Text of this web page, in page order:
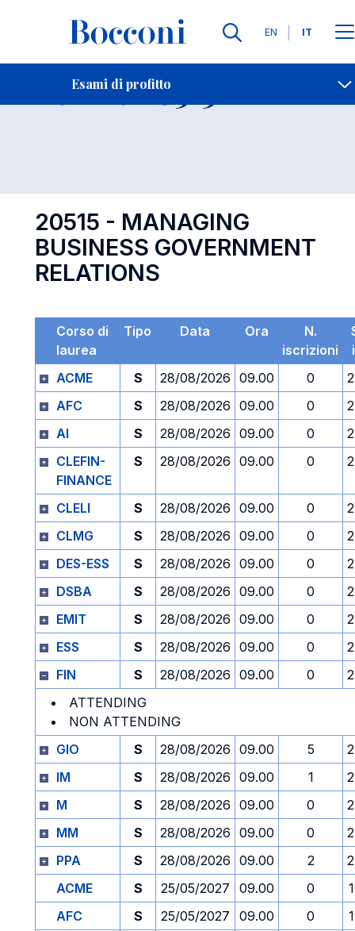
Lingue
EN IT
Esami di profitto
Contatti
Esame 20515 Open
20515 - MANAGING
BUSINESS GOVERNMENT
RELATIONS
Corso di
laurea
Tipo Data Ora
N.
iscrizioni
ACME
S 28/08/2026 09.00 0
AFC
S 28/08/2026 09.00 0
AI
S 28/08/2026 09.00 0
CLEFIN-
FINANCE
S 28/08/2026 09.00 0
CLELI S 28/08/2026 09.00 0
CLMG
S 28/08/2026 09.00 0
DES-ESS
S 28/08/2026 09.00 0
DSBA
S 28/08/2026 09.00 0
EMIT
S 28/08/2026 09.00 0
ESS
S 28/08/2026 09.00 0
FIN
S 28/08/2026 09.00 0
ATTENDING
NON ATTENDING
GIO
S 28/08/2026 09.00 5
IM
S 28/08/2026 09.00 1
M
S 28/08/2026 09.00 0
MM
S 28/08/2026 09.00 0
PPA
S 28/08/2026 09.00 2
ACME
S 25/05/2027 09.00 0
AFC
S 25/05/2027 09.00 0